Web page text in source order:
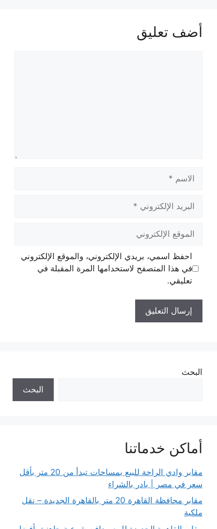
أضف تعليق
الاسم
البريد
الإلكتروني
الموقع
الإلكتروني
احفظ اسمي، بريدي الإلكتروني، والموقع الإلكتروني
في هذا المتصفح لاستخدامها المرة المقبلة في
تعليقي.
البحث
البحث
أماكن خدماتنا
مقابر وادي الراحة للبيع بمساحات تبدأ من 20 متر بأقل
سعر في مصر | بادر بالشراء
مقابر محافظة القاهرة 20 متر بالقاهرة الجديدة – نقل
ملكية